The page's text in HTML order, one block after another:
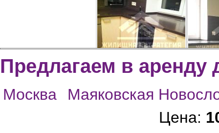
Предлагаем в аренду
Москва
Маяковская
Цена: